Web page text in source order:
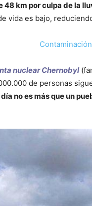
48 km por culpa de la
vida es bajo,
nuclear Chernobyl
de personas
día no es más que un